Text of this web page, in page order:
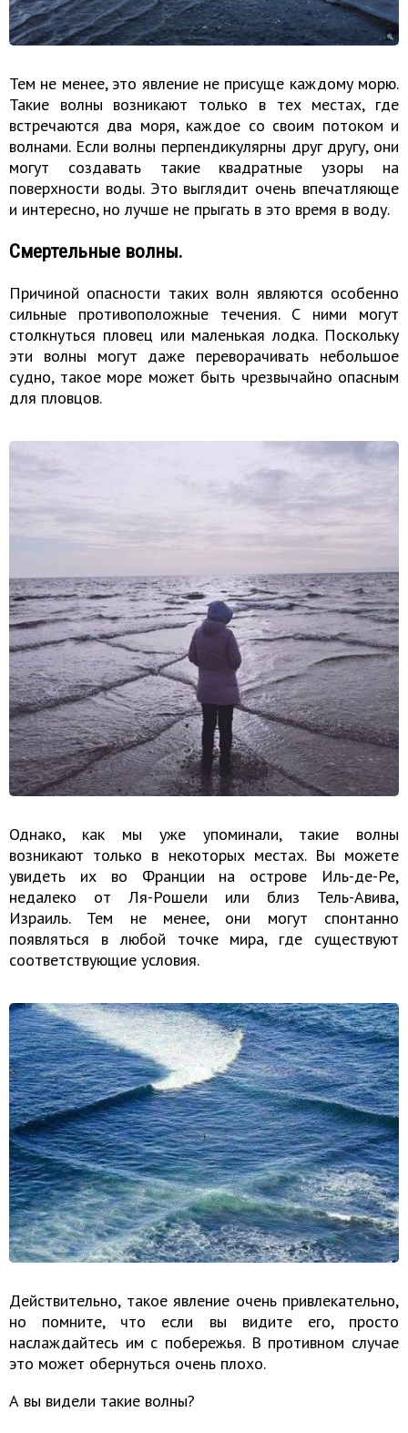
Тем не менее, это явление не присуще каждому морю.
Такие волны возникают только в тех местах, где
встречаются два моря, каждое со своим потоком и
волнами. Если волны перпендикулярны друг другу, они
могут создавать такие квадратные узоры на
поверхности воды. Это выглядит очень впечатляюще
и интересно, но лучше не прыгать в это время в воду.
Смертельные волны.
Причиной опасности таких волн являются особенно
сильные противоположные течения. С ними могут
столкнуться пловец или маленькая лодка. Поскольку
эти волны могут даже переворачивать небольшое
судно, такое море может быть чрезвычайно опасным
для пловцов.
Однако, как мы уже упоминали, такие волны
возникают только в некоторых местах. Вы можете
увидеть их во Франции на острове Иль-де-Ре,
недалеко от Ля-Рошели или близ Тель-Авива,
Израиль. Тем не менее, они могут спонтанно
появляться в любой точке мира, где существуют
соответствующие условия.
Действительно, такое явление очень привлекательно,
но помните, что если вы видите его, просто
наслаждайтесь им с побережья. В противном случае
это может обернуться очень плохо.
А вы видели такие волны?